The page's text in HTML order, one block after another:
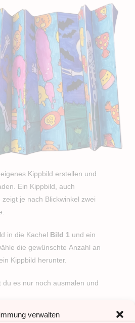
verwalten
Kippbild erstellen und
Ein Kippbild, auch
je nach Blickwinkel zwei
in die Kachel Bild 1 und ein
die gewünschte Anzahl an
Kippbild herunter.
es nur noch ausmalen und